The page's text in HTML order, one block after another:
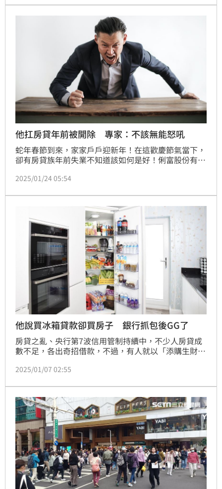
而多數房東也擔心出租給獨居老人，有機率無端變成凶
宅，只能說現實確實就是這麼殘酷！」（陳韋帆）
他扛房貸年前被開除 專家：不該無能怒吼
蛇年春節到來，家家戶戶迎新年！在這歡慶節氣當下，
卻有房貸族年前失業不知道該如何是好！俐富股份有限
表示，「理財概念上，平時就要計算好自己平時開銷，
業或發生意外，家庭就會很難面對劇變！」（陳韋帆）
2025/01/24 05:54
他說買冰箱貸款卻買房子 銀行抓包後GG了
房貸之亂、央行第7波信用管制持續中，不少人房貸成
數不足，各出奇招借款，不過，有人就以「添購生財器
房，被銀行抓包後，不僅抽銀根收回貸款價金，同時也
制，就是避免銀行資金持續流入不動產，故以其它名義
借款卻真房，一旦被抓到，都會被視為違規行為！」
（陳韋帆）
2025/01/07 02:55